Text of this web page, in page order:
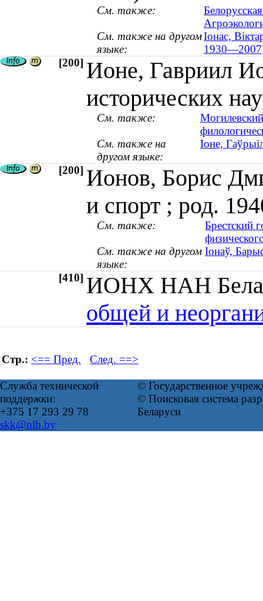
См. также:
См. также на другом
языке:
Іонас,
[200] Ионе, Гавриил
исторических
См. также:
См. также на
другом языке:
Іоне,
[200] Ионов, Борис
и спорт ; род.
См. также:
Брестский
См. также на другом
языке:
Іонаў,
[410] ИОНХ НАН
общей и
Стр.: <== Пред. След. ==>
Служба технической
поддержки:
+375 17 293 29 78
skk@nlb.by
© Государственное
© Поисковая система
Беларуси